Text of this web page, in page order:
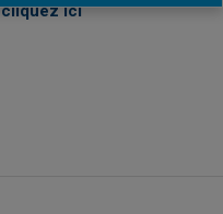
cliquez ici